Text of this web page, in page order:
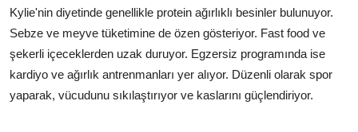
Kylie'nin diyetinde genellikle protein ağırlıklı besinler bulunuyor.
Sebze ve meyve tüketimine de özen gösteriyor. Fast food ve
şekerli içeceklerden uzak duruyor. Egzersiz programında ise
kardiyo ve ağırlık antrenmanları yer alıyor. Düzenli olarak spor
yaparak, vücudunu sıkılaştırıyor ve kaslarını güçlendiriyor.